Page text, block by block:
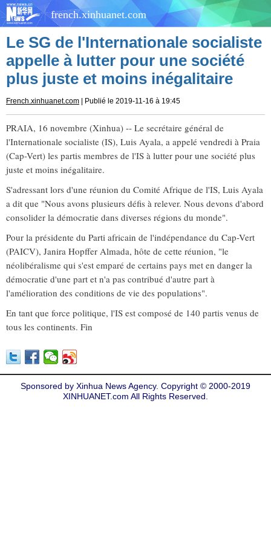
french.xinhuanet.com
Le SG de l'Internationale socialiste
appelle à lutter pour une société
plus juste et moins inégalitaire
French.xinhuanet.com | Publié le 2019-11-16 à 19:45
PRAIA, 16 novembre (Xinhua) -- Le secrétaire général de
l'Internationale socialiste (IS), Luis Ayala, a appelé vendredi à Praia
(Cap-Vert) les partis membres de l'IS à lutter pour une société plus
juste et moins inégalitaire.
S'adressant lors d'une réunion du Comité Afrique de l'IS, Luis Ayala
a dit que "Nous avons plusieurs défis à relever. Nous devons d'abord
consolider la démocratie dans diverses régions du monde".
Pour la présidente du Parti africain de l'indépendance du Cap-Vert
(PAICV), Janira Hopffer Almada, hôte de cette réunion, "le
néolibéralisme qui s'est emparé de certains pays met en danger la
démocratie d'une part et n'a pas contribué d'autre part à
l'amélioration des conditions de vie des populations".
En tant que force politique, l'IS est composé de 140 partis venus de
tous les continents. Fin
Sponsored by Xinhua News Agency. Copyright © 2000-2019
XINHUANET.com All Rights Reserved.